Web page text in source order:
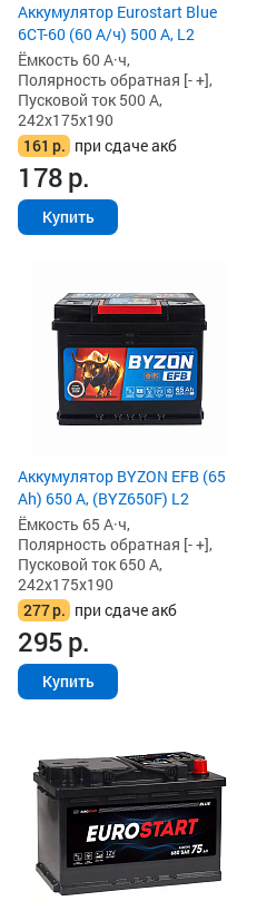
Аккумулятор Eurostart Blue
6CT-60 (60 А/ч) 500 А, L2
Ёмкость 60 А·ч,
Полярность обратная [- +],
Пусковой ток 500 А,
242x175x190
161 р. при сдаче акб
178р.
Купить
Аккумулятор BYZON EFB (65
Ah) 650 А, (BYZ650F) L2
Ёмкость 65 А·ч,
Полярность обратная [- +],
Пусковой ток 650 А,
242x175x190
277р. при сдаче акб
295р.
Купить